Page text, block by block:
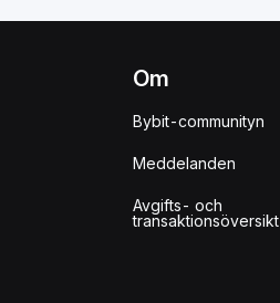
Om
Bybit-communityn
Meddelanden
Avgifts- och
transaktionsöversikt